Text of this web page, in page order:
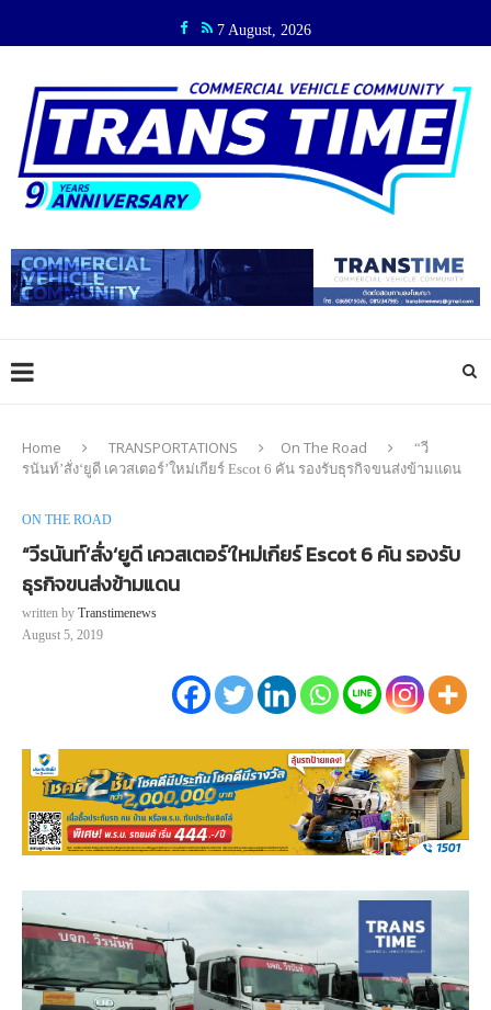
7 August, 2026
Home TRANSPORTATIONS On The Road
“วี
รนันท์’สั่ง‘ยูดี เควสเตอร์’ใหม่เกียร์ Escot 6 คัน รองรับธุรกิจขนส่งข้ามแดน
ON THE ROAD
“วีรนันท์’สั่ง‘ยูดี เควสเตอร์’ใหม่เกียร์ Escot 6 คัน รองรับ
ธุรกิจขนส่งข้ามแดน
written by Transtimenews
August 5, 2019